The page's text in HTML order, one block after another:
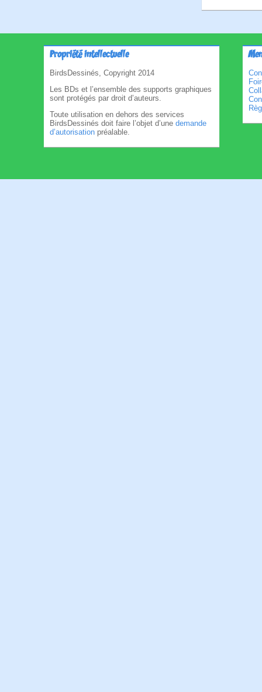
Propriété intellectuelle
BirdsDessinés, Copyright 2014
Les BDs et l’ensemble des supports graphiques
sont protégés par droit d’auteurs.
Toute utilisation en dehors des services
BirdsDessinés doit faire l’objet d’une demande
d’autorisation préalable.